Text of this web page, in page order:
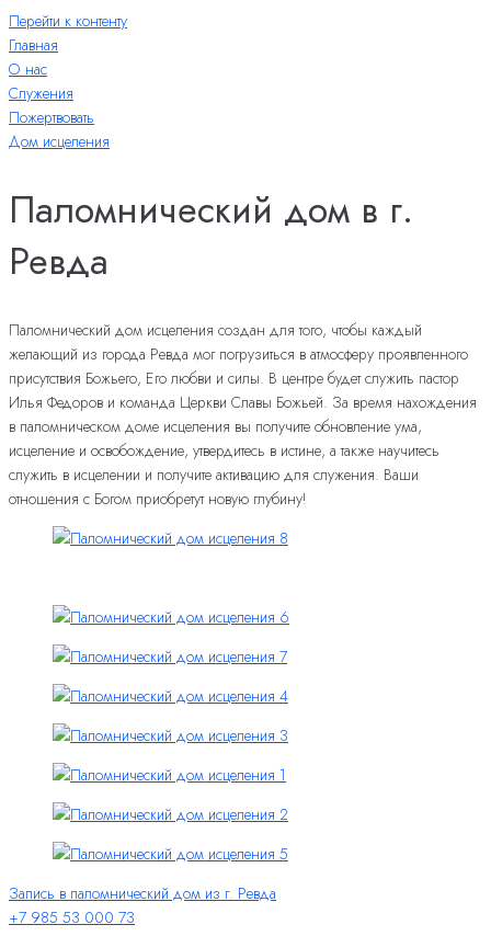
Перейти к контенту
Главная
О нас
Служения
Пожертвовать
Дом исцеления
Паломнический дом в г.
Ревда
Паломнический дом исцеления создан для того, чтобы каждый
желающий из города Ревда мог погрузиться в атмосферу проявленного
присутствия Божьего, Его любви и силы. В центре будет служить пастор
Илья Федоров и команда Церкви Славы Божьей. За время нахождения
в паломническом доме исцеления вы получите обновление ума,
исцеление и освобождение, утвердитесь в истине, а также научитесь
служить в исцелении и получите активацию для служения. Ваши
отношения с Богом приобретут новую глубину!
Запись в паломнический дом из г. Ревда
+7 985 53 000 73